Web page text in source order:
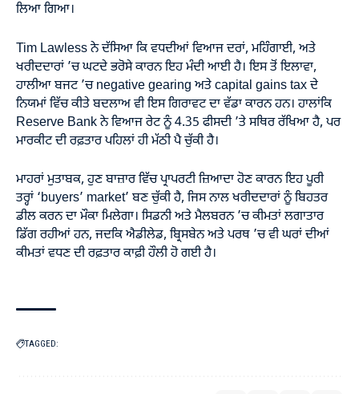
ਲਿਆ ਗਿਆ।
Tim Lawless ਨੇ ਦੱਸਿਆ ਕਿ ਵਧਦੀਆਂ ਵਿਆਜ ਦਰਾਂ, ਮਹਿੰਗਾਈ, ਅਤੇ
ਖਰੀਦਦਾਰਾਂ ’ਚ ਘਟਦੇ ਭਰੋਸੇ ਕਾਰਨ ਇਹ ਮੰਦੀ ਆਈ ਹੈ। ਇਸ ਤੋਂ ਇਲਾਵਾ,
ਹਾਲੀਆ ਬਜਟ ’ਚ negative gearing ਅਤੇ capital gains tax ਦੇ
ਨਿਯਮਾਂ ਵਿੱਚ ਕੀਤੇ ਬਦਲਾਅ ਵੀ ਇਸ ਗਿਰਾਵਟ ਦਾ ਵੱਡਾ ਕਾਰਨ ਹਨ। ਹਾਲਾਂਕਿ
Reserve Bank ਨੇ ਵਿਆਜ ਰੇਟ ਨੂੰ 4.35 ਫੀਸਦੀ ’ਤੇ ਸਥਿਰ ਰੱਖਿਆ ਹੈ, ਪਰ
ਮਾਰਕੀਟ ਦੀ ਰਫ਼ਤਾਰ ਪਹਿਲਾਂ ਹੀ ਮੱਠੀ ਪੈ ਚੁੱਕੀ ਹੈ।
ਮਾਹਰਾਂ ਮੁਤਾਬਕ, ਹੁਣ ਬਾਜ਼ਾਰ ਵਿੱਚ ਪ੍ਰਾਪਰਟੀ ਜ਼ਿਆਦਾ ਹੋਣ ਕਾਰਨ ਇਹ ਪੂਰੀ
ਤਰ੍ਹਾਂ ‘buyers’ market’ ਬਣ ਚੁੱਕੀ ਹੈ, ਜਿਸ ਨਾਲ ਖਰੀਦਦਾਰਾਂ ਨੂੰ ਬਿਹਤਰ
ਡੀਲ ਕਰਨ ਦਾ ਮੌਕਾ ਮਿਲੇਗਾ। ਸਿਡਨੀ ਅਤੇ ਮੈਲਬਰਨ ’ਚ ਕੀਮਤਾਂ ਲਗਾਤਾਰ
ਡਿੱਗ ਰਹੀਆਂ ਹਨ, ਜਦਕਿ ਐਡੀਲੇਡ, ਬ੍ਰਿਸਬੇਨ ਅਤੇ ਪਰਥ ’ਚ ਵੀ ਘਰਾਂ ਦੀਆਂ
ਕੀਮਤਾਂ ਵਧਣ ਦੀ ਰਫ਼ਤਾਰ ਕਾਫ਼ੀ ਹੌਲੀ ਹੋ ਗਈ ਹੈ।
TAGGED: